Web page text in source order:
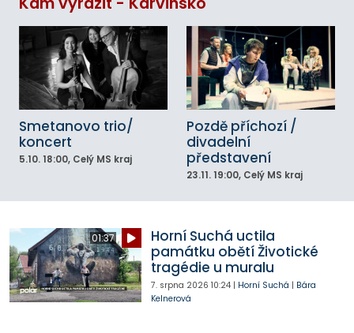
Smetanovo trio/
koncert
5.10. 18:00, Celý MS kraj
Pozdě příchozí /
divadelní
představení
23.11. 19:00, Celý MS kraj
01:37
Horní Suchá uctila
památku obětí Životické
tragédie u muralu
7. srpna 2026 10:24| Horní Suchá | Bára
Kelnerová